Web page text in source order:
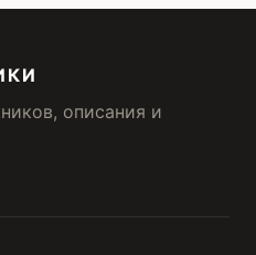
описания и